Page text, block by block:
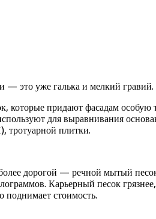
это уже галька и мелкий гравий.
придают фасадам особую
для выравнивания
тротуарной плитки.
дорогой — речной мытый
Карьерный песок
поднимает стоимость.